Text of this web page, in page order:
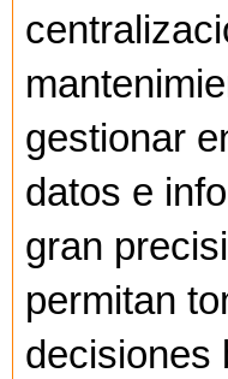
gestionar
datos e
gran
permitan
decisiones